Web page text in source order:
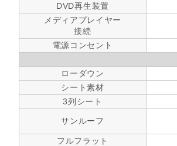
DVD再生装置
メディアプレイヤー
接続
電源コンセント
ローダウン
シート素材
3列シート
サンルーフ
フルフラット